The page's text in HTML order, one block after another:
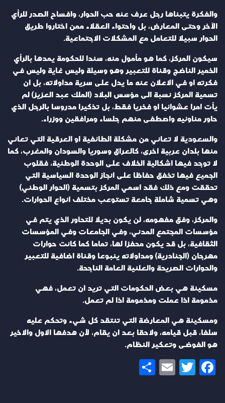
والفكرة يتبناها رجل عرف عنه حب الحوار، وافساح الصدر للرأي
الآخر وحتى المعارض، بل واحتواء العقلاء ممن اختاروا طريق
الحوار سبيلا للتعامل مع المشكلات الاجتماعية.
سيكون المركز، كما هو مأمول منه، سندا للحكومة يمدها بالرأي
الخمير الناضج وقناة للتعبير وهو وسيلة وليس غاية وليس في
فكرته او في الاعلان عنه ما يدل على سرية مداولاته، بل ان
تسمية المركز نسبة الى مؤسس البلاد (الملك عبد العزيز) لم
يأت امرا عشوائيا او فخريا فقط، بل تذكيرا مدروسا بالرجل الذي
حاور مناوئيه واصطفى منهم جلساء ومرافقين ووزراء.
والسعودية لا تعاني من مشكلة الطائفية او العرقية التي تعاني
منها بلدان عربية اخرى، كالعراق وسوريا والسودان والمغرب، كما
لا توجد فيها اشكالية الخلاف على الوحدة الوطنية، فقلوب
الجميع فيها تخفق حفاظا على انجاز الوحدة السياسية التي
تحققت ومع ذلك فقد اسمي المركز بتسمية (الحوار الوطني)
وهي تسمية شاملة جامعة تستوعب مختلف انواع الحوارات.
والمركز، وفق مفهومه، لن يكون بديلا للتحاور الذي يتم في
مؤسسات المجتمع المدني، وفي الجامعات وفي المؤسسات
الثقافية، بل قد يكون محفزا لها، تماما كما كانت حوارات
مهرجان (الجنادرية) ومداولاته ينبوعا وقناة اضافية للتعبير
والحوارات الصريحة والعلنية العامة الناجحة.
مسكينة هي بعض الحكومات التي تريد ان تعمل، فهي
مذمومة اذا عملت ومذمومة اذا لم تعمل.
ومسكينة هي المعارضة التي تنتقد كل شيء وتحكم عليه
سلفا، قبل قيامه، ولاحقا بعد ان يقام، لأن هدفها الاول والاخير
هو الفوضى وتعكير النظام.
Facebook
Twitter
Email